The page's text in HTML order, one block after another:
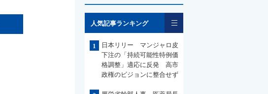
人気記事ランキング
1
日本リリー マンジャロ皮
下注の「持続可能性特例価
格調整」適応に反発 高市
政権のビジョンに整合せず